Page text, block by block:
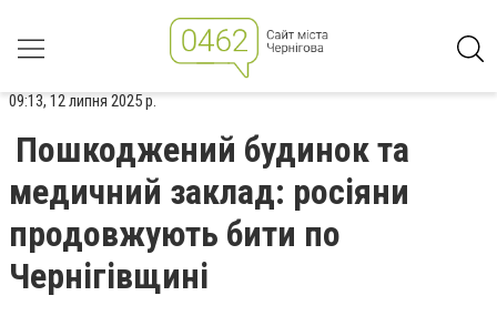
09:13, 12 липня 2025 р.
Пошкоджений будинок та
медичний заклад: росіяни
продовжують бити по
Чернігівщині